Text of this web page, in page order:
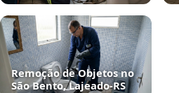
Remoção de Objetos no
São Bento, Lajeado‑RS